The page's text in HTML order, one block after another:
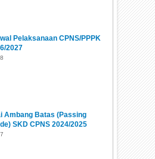
Pelaksanaan CPNS/PPPK
2027
Ambang Batas (Passing
SKD CPNS 2024/2025